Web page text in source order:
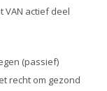
actief deel
(passief)
recht om gezond